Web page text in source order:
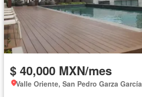
$ 40,000 MXN/mes
Valle Oriente, San Pedro Garza García